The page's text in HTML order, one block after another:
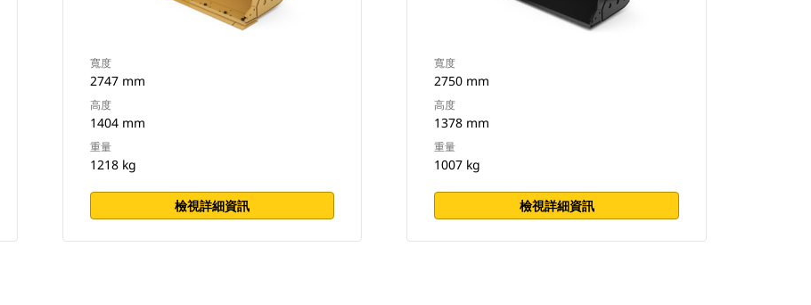
寬度
2747 mm
高度
1404 mm
重量
1218 kg
檢視詳細資訊
寬度
2750 mm
高度
1378 mm
重量
1007 kg
檢視詳細資訊